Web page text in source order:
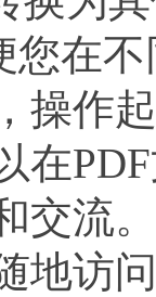
您在
操作
在
交流
地访